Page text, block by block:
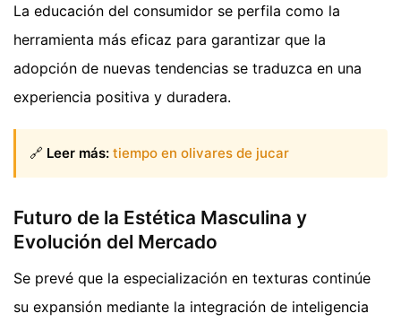
La educación del consumidor se perfila como la
herramienta más eficaz para garantizar que la
adopción de nuevas tendencias se traduzca en una
experiencia positiva y duradera.
🔗 Leer más: tiempo en olivares de jucar
Futuro de la Estética Masculina y
Evolución del Mercado
Se prevé que la especialización en texturas continúe
su expansión mediante la integración de inteligencia